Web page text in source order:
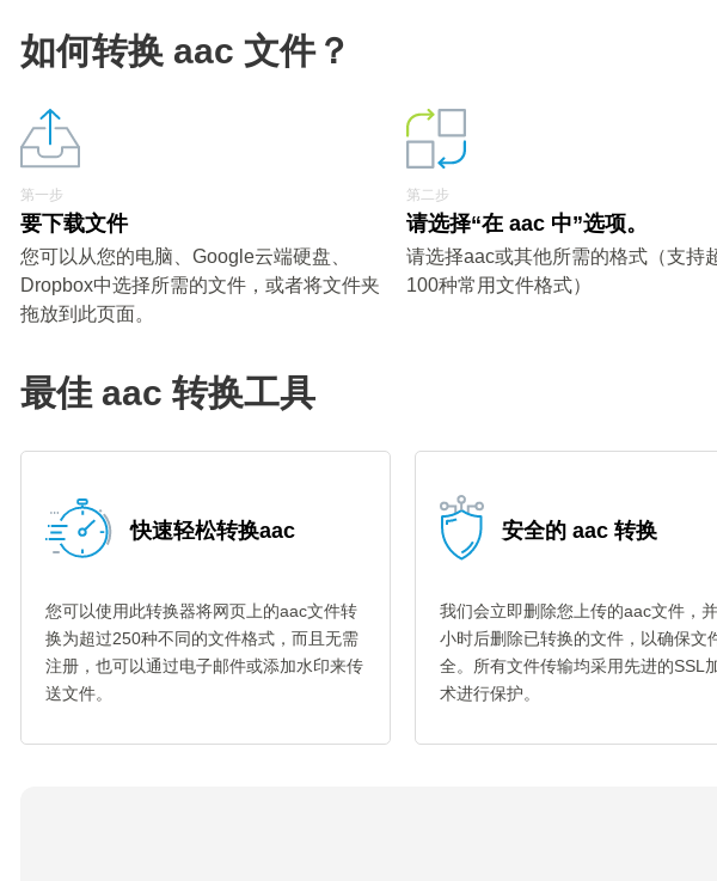
如何转换 aac 文件？
第一步
要下载文件
您可以从您的电脑、Google云端硬盘、
Dropbox中选择所需的文件，或者将文件夹
拖放到此页面。
第二步
请选择“在 aac 中”选项。
请选择aac或其他所需的格式（支持
100种常用文件格式）
最佳 aac 转换工具
快速轻松转换aac
您可以使用此转换器将网页上的aac文件转
换为超过250种不同的文件格式，而且无需
注册，也可以通过电子邮件或添加水印来传
送文件。
安全的 aac 转换
我们会立即删除您上传的aac文件，
小时后删除已转换的文件，以确保文
全。所有文件传输均采用先进的SSL
术进行保护。